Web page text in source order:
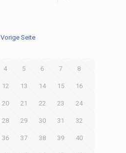
Vorige Seite
4 5 6 7 8
12 13 14 15 16
20 21 22 23 24
28 29 30 31 32
36 37 38 39 40